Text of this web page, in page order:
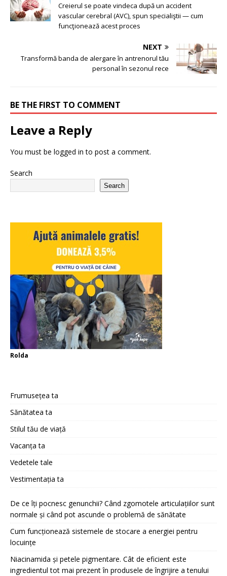
Creierul se poate vindeca după un accident
vascular cerebral (AVC), spun specialiştii — cum
funcţionează acest proces
NEXT
Transformă banda de alergare în antrenorul tău
personal în sezonul rece
BE THE FIRST TO COMMENT
Leave a Reply
You must be logged in to post a comment.
Search
Search
Rolda
Frumusețea ta
Sănătatea ta
Stilul tău de viață
Vacanța ta
Vedetele tale
Vestimentația ta
De ce îți pocnesc genunchii? Când zgomotele articulațiilor sunt
normale și când pot ascunde o problemă de sănătate
Cum funcționează sistemele de stocare a energiei pentru
locuințe
Niacinamida și petele pigmentare. Cât de eficient este
ingredientul tot mai prezent în produsele de îngrijire a tenului